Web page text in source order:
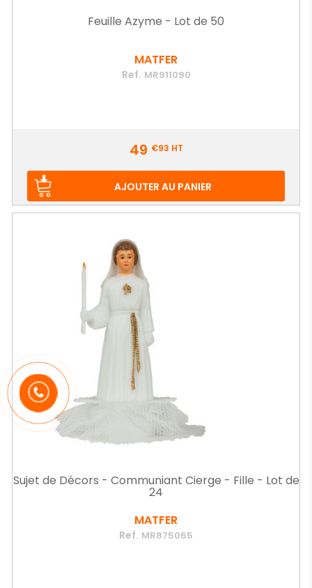
Feuille Azyme - Lot de 50
MATFER
Ref. MR911090
49 €93 HT
AJOUTER AU PANIER
Sujet de Décors - Communiant Cierge - Fille - Lot de
24
MATFER
Ref. MR875065